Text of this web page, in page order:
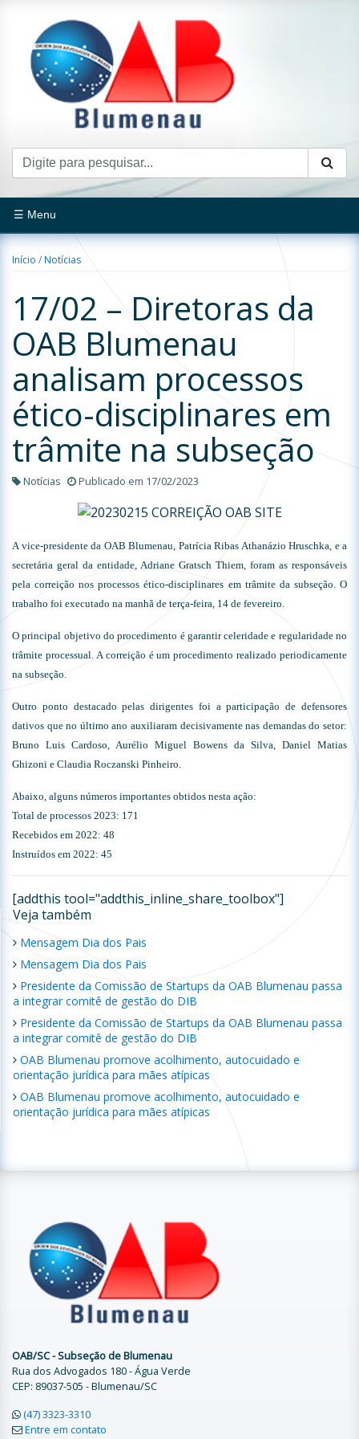
☰ Menu
Início /Notícias
17/02 – Diretoras da
OAB Blumenau
analisam processos
ético-disciplinares em
trâmite na subseção
Notícias Publicado em 17/02/2023
A vice-presidente da OAB Blumenau, Patrícia Ribas Athanázio Hruschka, e a
secretária geral da entidade, Adriane Gratsch Thiem, foram as responsáveis
pela correição nos processos ético-disciplinares em trâmite da subseção. O
trabalho foi executado na manhã de terça-feira, 14 de fevereiro.
O principal objetivo do procedimento é garantir celeridade e regularidade no
trâmite processual. A correição é um procedimento realizado periodicamente
na subseção.
Outro ponto destacado pelas dirigentes foi a participação de defensores
dativos que no último ano auxiliaram decisivamente nas demandas do setor:
Bruno Luis Cardoso, Aurélio Miguel Bowens da Silva, Daniel Matias
Ghizoni e Claudia Roczanski Pinheiro.
Abaixo, alguns números importantes obtidos nesta ação:
Total de processos 2023: 171
Recebidos em 2022: 48
Instruídos em 2022: 45
[addthis tool="addthis_inline_share_toolbox"]
Veja também
Mensagem Dia dos Pais
Mensagem Dia dos Pais
Presidente da Comissão de Startups da OAB Blumenau passa
a integrar comitê de gestão do DIB
Presidente da Comissão de Startups da OAB Blumenau passa
a integrar comitê de gestão do DIB
OAB Blumenau promove acolhimento, autocuidado e
orientação jurídica para mães atípicas
OAB Blumenau promove acolhimento, autocuidado e
orientação jurídica para mães atípicas
OAB/SC - Subseção de Blumenau
Rua dos Advogados 180 - Água Verde
CEP: 89037-505 - Blumenau/SC
(47) 3323-3310
Entre em contato